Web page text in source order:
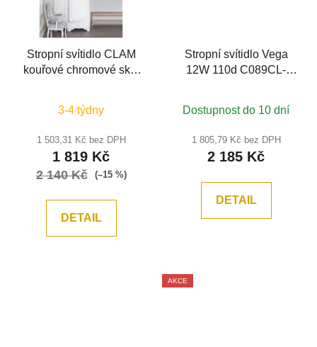
Stropní svítidlo CLAM
kouřové chromové sklo
NOVA LUCE
3-4 týdny
1 503,31 Kč bez DPH
1 819 Kč
2 140 Kč (–15 %)
DETAIL
Stropní svítidlo Vega
12W 110d C089CL-
Dostupnost do 10 dní
1 805,79 Kč bez DPH
2 185 Kč
DETAIL
AKCE